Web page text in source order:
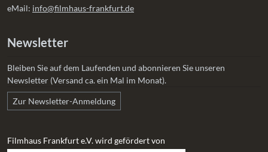
eMail: info@filmhaus-frankfurt.de
Newsletter
Bleiben Sie auf dem Laufenden und abonnieren Sie unseren
Newsletter (Versand ca. ein Mal im Monat).
Zur Newsletter-Anmeldung
Filmhaus Frankfurt e.V. wird gefördert von